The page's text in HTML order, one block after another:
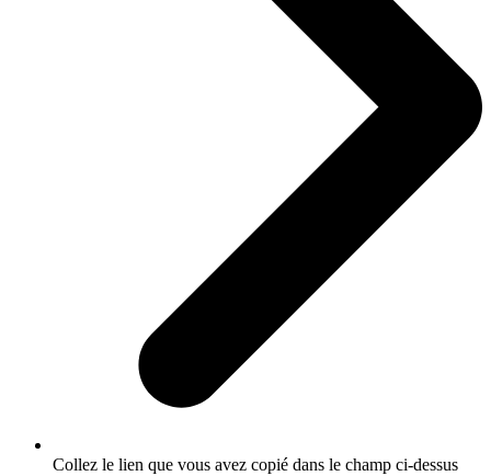
Collez le lien que vous avez copié dans le champ ci-dessus